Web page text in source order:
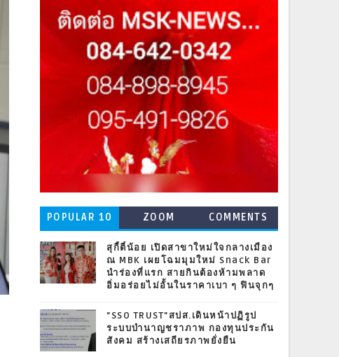
POPULAR 10 ZOOM COMMENTS
สุกี้ตี๋น้อย เปิดสาขาใหม่ใจกลางเมือง
ณ MBK เผยโฉมมุมใหม่ Snack Bar
นำร่องที่แรก สายกินต้องห้ามพลาด
อิ่มอร่อยไม่อั้นในราคาเบา ๆ ฟินจุกๆ
"SSO TRUST"สปส.เดินหน้าปฏิรูป
ระบบบำนาญชราภาพ กองทุนประกัน
สังคม สร้างเสถียรภาพยั่งยืน